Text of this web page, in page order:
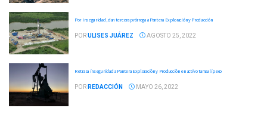
Por inseguridad, dan tercera prórroga a Pantera Exploración y Producción
PORULISES JUÁREZ AGOSTO 25, 2022
Retrasa inseguridad a Pantera Exploración y Producción en activo tamaulipeco
POR REDACCIÓN MAYO 26, 2022